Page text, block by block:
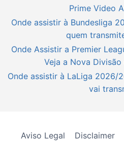
Prime Video
Onde assistir à Bundesliga
quem
Onde Assistir a Premier
Veja a Nova Divisão
Onde assistir à LaLiga 2026/
vai
Aviso Legal Disclaimer